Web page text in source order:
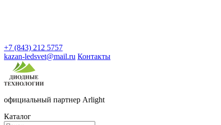
+7 (843) 212 5757
kazan-ledsvet@mail.ru Контакты
официальный партнер Arlight
Каталог